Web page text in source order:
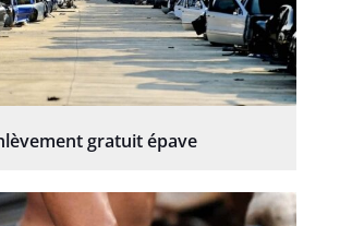
gratuit épave